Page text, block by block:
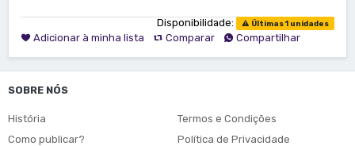
Disponibilidade: Últimas 1 unidades
Adicionar à minha lista Comparar Compartilhar
SOBRE NÓS
História
Como publicar?
Termos e Condições
Política de Privacidade